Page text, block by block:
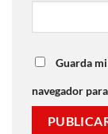
Guarda
navegador